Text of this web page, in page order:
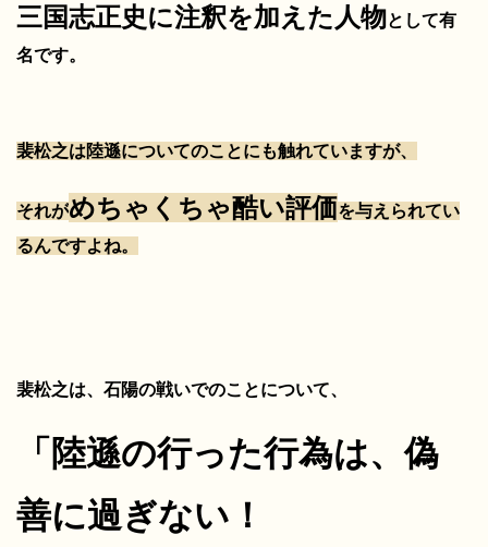
三国志正史に注釈を加えた人物として有
名です。
裴松之は陸遜についてのことにも触れていますが、
それがめちゃくちゃ酷い評価を与えられてい
るんですよね。
裴松之は、石陽の戦いでのことについて、
「陸遜の行った行為は、偽
善に過ぎない！